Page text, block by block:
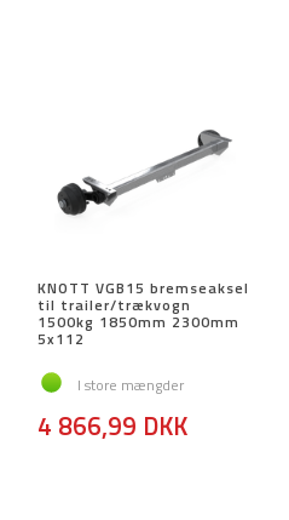
KNOTT VGB15 bremseaksel
til trailer/trækvogn
1500kg 1850mm 2300mm
5x112
I store mængder
4 866,99 DKK